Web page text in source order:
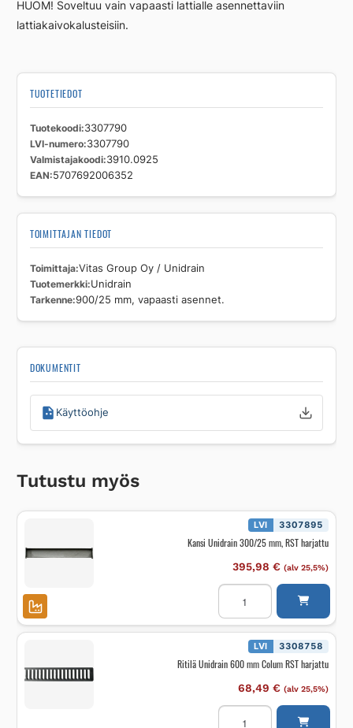
HUOM! Soveltuu vain vapaasti lattialle asennettaviin
lattiakaivokalusteisiin.
TUOTETIEDOT
Tuotekoodi 3307790
LVI-numero 3307790
Valmistajakoodi 3910.0925
EAN 5707692006352
TOIMITTAJAN TIEDOT
Toimittaja Vitas Group Oy / Unidrain
Tuotemerkki Unidrain
Tarkenne 900/25 mm, vapaasti asennet.
DOKUMENTIT
Käyttöohje
Tutustu myös
LVI 3307895
Kansi Unidrain 300/25 mm, RST harjattu
395,98 € (alv 25,5%)
Kansi
Unidrain
300/25
mm,
RST
harjattu
määrä
LVI 3308758
Ritilä Unidrain 600 mm Colum RST harjattu
68,49 € (alv 25,5%)
Ritilä
Unidrain